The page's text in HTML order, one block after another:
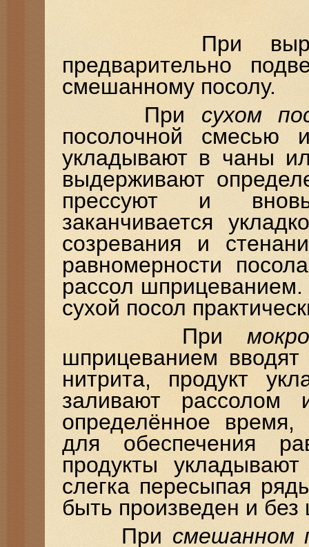
При
предварительно
смешанному посолу.
При сухом
посолочной смесью
укладывают в чаны
выдерживают
прессуют и
заканчивается
созревания и
равномерности
рассол
сухой посол
При
шприцеванием
нитрита, продукт
заливают рассолом
определённое время,
для обеспечения
продукты
слегка пересыпая
быть произведен и
При смешанном